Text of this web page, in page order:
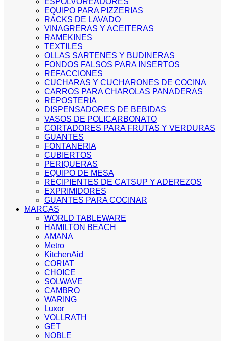
EQUIPO PARA PIZZERIAS
RACKS DE LAVADO
VINAGRERAS Y ACEITERAS
RAMEKINES
TEXTILES
OLLAS SARTENES Y BUDINERAS
FONDOS FALSOS PARA INSERTOS
REFACCIONES
CUCHARAS Y CUCHARONES DE COCINA
CARROS PARA CHAROLAS PANADERAS
REPOSTERIA
DISPENSADORES DE BEBIDAS
VASOS DE POLICARBONATO
CORTADORES PARA FRUTAS Y VERDURAS
GUANTES
FONTANERIA
CUBIERTOS
PERIQUERAS
EQUIPO DE MESA
RECIPIENTES DE CATSUP Y ADEREZOS
EXPRIMIDORES
GUANTES PARA COCINAR
MARCAS
WORLD TABLEWARE
HAMILTON BEACH
AMANA
Metro
KitchenAid
CORIAT
CHOICE
SOLWAVE
CAMBRO
WARING
Luxor
VOLLRATH
GET
NOBLE